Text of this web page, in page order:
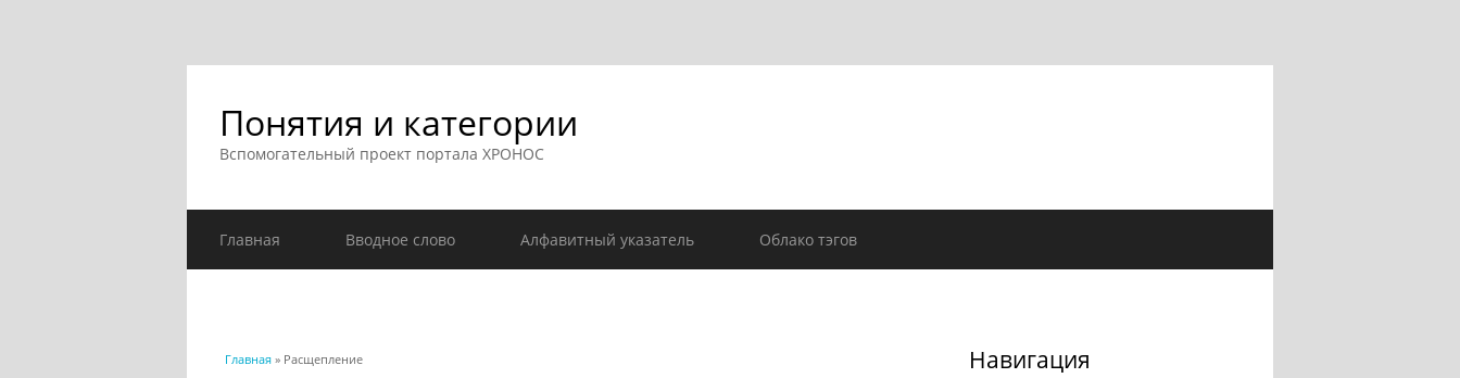
Понятия и категории
Вспомогательный проект портала ХРОНОС
Главная Вводное слово Алфавитный указатель Облако тэгов
Вы здесь
Главная » Расщепление Навигация